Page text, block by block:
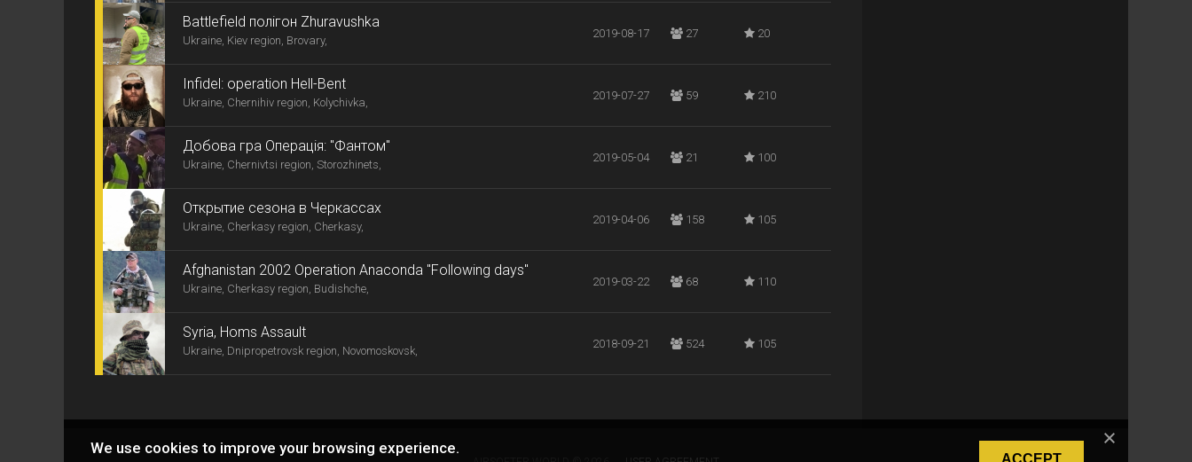
Battlefield полігон Zhuravushka
Ukraine, Kiev region, Brovary,
2019-08-17 27 20
Infidel: operation Hell-Bent
Ukraine, Chernihiv region, Kolychivka,
2019-07-27 59 210
Добова гра Операція: "Фантом"
Ukraine, Chernivtsi region, Storozhinets,
2019-05-04 21 100
Открытие сезона в Черкассах
Ukraine, Cherkasy region, Cherkasy,
2019-04-06 158 105
Afghanistan 2002 Operation Anaconda "Following days"
Ukraine, Cherkasy region, Budishche,
2019-03-22 68 110
Syria, Homs Assault
Ukraine, Dnipropetrovsk region, Novomoskovsk,
2018-09-21 524 105
We use cookies to improve your browsing experience.